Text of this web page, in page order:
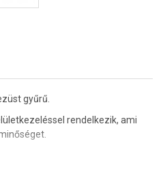
gyűrű.
rendelkezik, ami